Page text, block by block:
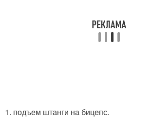
1. подъем штанги на бицепс.